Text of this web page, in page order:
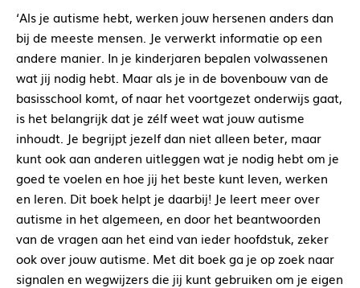
‘Als je autisme hebt, werken jouw hersenen anders dan
bij de meeste mensen. Je verwerkt informatie op een
andere manier. In je kinderjaren bepalen volwassenen
wat jij nodig hebt. Maar als je in de bovenbouw van de
basisschool komt, of naar het voortgezet onderwijs gaat,
is het belangrijk dat je zélf weet wat jouw autisme
inhoudt. Je begrijpt jezelf dan niet alleen beter, maar
kunt ook aan anderen uitleggen wat je nodig hebt om je
goed te voelen en hoe jij het beste kunt leven, werken
en leren. Dit boek helpt je daarbij! Je leert meer over
autisme in het algemeen, en door het beantwoorden
van de vragen aan het eind van ieder hoofdstuk, zeker
ook over jouw autisme. Met dit boek ga je op zoek naar
signalen en wegwijzers die jij kunt gebruiken om je eigen